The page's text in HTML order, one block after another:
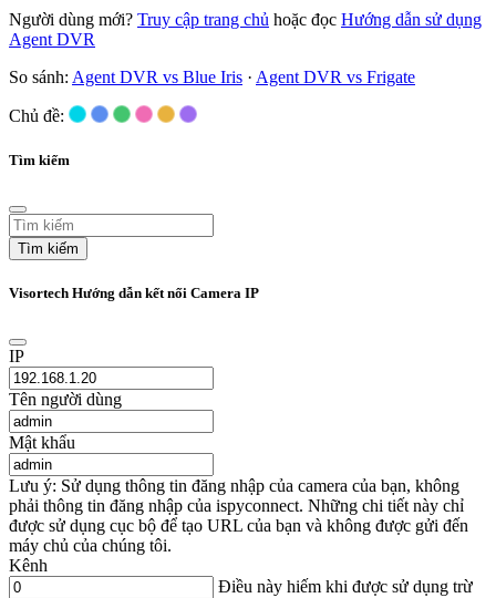
Người dùng mới? Truy cập trang chủ hoặc đọc Hướng dẫn sử dụng
Agent DVR
So sánh: Agent DVR vs Blue Iris · Agent DVR vs Frigate
Chủ đề:
Tìm kiếm
Tìm kiếm
Visortech Hướng dẫn kết nối Camera IP
IP
Tên người dùng
Mật khẩu
Lưu ý: Sử dụng thông tin đăng nhập của camera của bạn, không
phải thông tin đăng nhập của ispyconnect. Những chi tiết này chỉ
được sử dụng cục bộ để tạo URL của bạn và không được gửi đến
máy chủ của chúng tôi.
Kênh
Điều này hiếm khi được sử dụng trừ